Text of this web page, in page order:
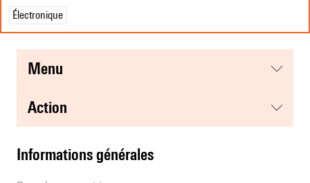
Électronique
menu
action
informations générales